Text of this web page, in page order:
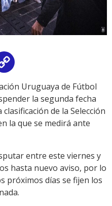
Link
Uruguaya de Fútbol
la segunda fecha
de la Selección
la que se medirá ante
entre este viernes y
hasta nuevo aviso, por lo
próximos días se fijen los